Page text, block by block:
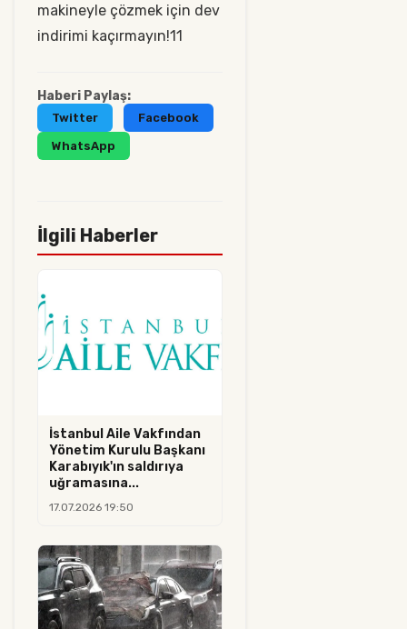
makineyle çözmek için dev
indirimi kaçırmayın!11
Haberi Paylaş:
Twitter Facebook
WhatsApp
İlgili Haberler
İstanbul Aile Vakfından
Yönetim Kurulu Başkanı
Karabıyık'ın saldırıya
uğramasına...
17.07.2026 19:50